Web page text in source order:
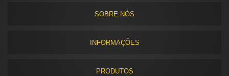
SOBRE NÓS
INFORMAÇÕES
PRODUTOS